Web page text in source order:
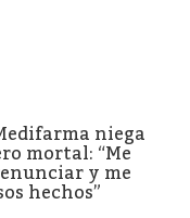
niega
mortal: “Me
y me
hechos”